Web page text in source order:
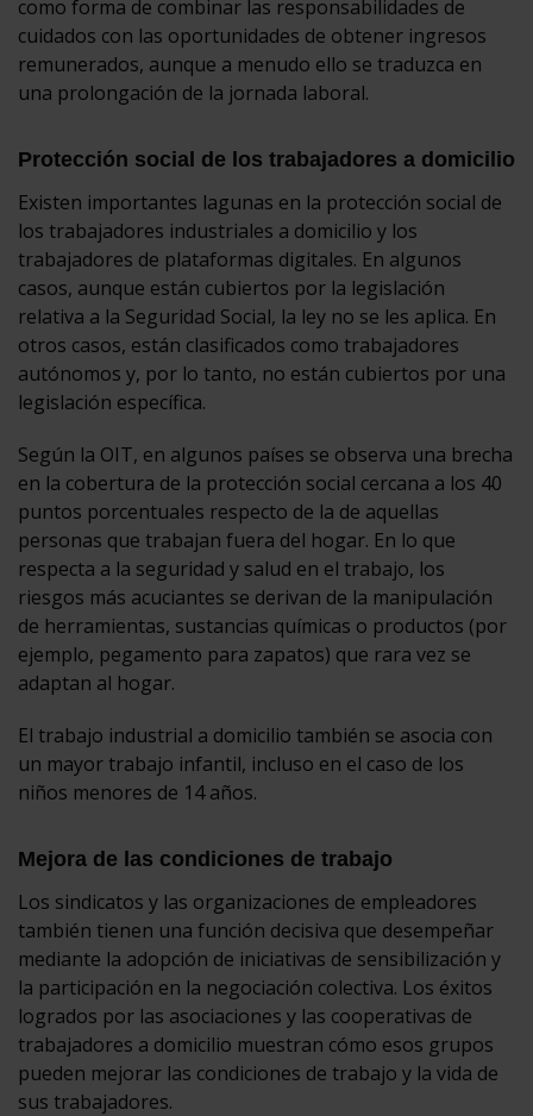
como forma de combinar las responsabilidades de
cuidados con las oportunidades de obtener ingresos
remunerados, aunque a menudo ello se traduzca en
una prolongación de la jornada laboral.
Protección social de los trabajadores a domicilio
Existen importantes lagunas en la protección social de
los trabajadores industriales a domicilio y los
trabajadores de plataformas digitales. En algunos
casos, aunque están cubiertos por la legislación
relativa a la Seguridad Social, la ley no se les aplica. En
otros casos, están clasificados como trabajadores
autónomos y, por lo tanto, no están cubiertos por una
legislación específica.
Según la OIT, en algunos países se observa una brecha
en la cobertura de la protección social cercana a los 40
puntos porcentuales respecto de la de aquellas
personas que trabajan fuera del hogar. En lo que
respecta a la seguridad y salud en el trabajo, los
riesgos más acuciantes se derivan de la manipulación
de herramientas, sustancias químicas o productos (por
ejemplo, pegamento para zapatos) que rara vez se
adaptan al hogar.
El trabajo industrial a domicilio también se asocia con
un mayor trabajo infantil, incluso en el caso de los
niños menores de 14 años.
Mejora de las condiciones de trabajo
Los sindicatos y las organizaciones de empleadores
también tienen una función decisiva que desempeñar
mediante la adopción de iniciativas de sensibilización y
la participación en la negociación colectiva. Los éxitos
logrados por las asociaciones y las cooperativas de
trabajadores a domicilio muestran cómo esos grupos
pueden mejorar las condiciones de trabajo y la vida de
sus trabajadores.